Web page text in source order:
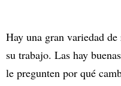
Hay una gran variedad
su trabajo. Las hay
le pregunten por qué